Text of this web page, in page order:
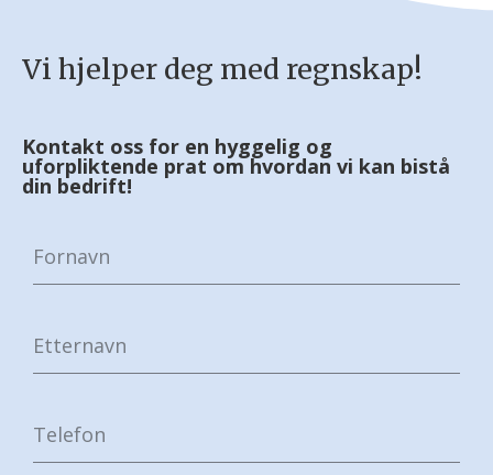
Vi hjelper deg med regnskap!
Kontakt oss for en hyggelig og
uforpliktende prat om hvordan vi kan bistå
din bedrift!